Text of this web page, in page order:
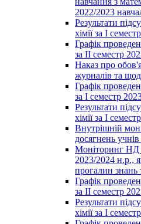
2022/2023
Результати
хімії за І
Графік
за ІІ семестр
Наказ про
журналів та
Графік
за І семестр
Результати
хімії за І
Внутрішній
досягнень
Моніторинг НД
2023/2024 н.р.,
прогалин
Графік
за ІІ семестр
Результати
хімії за І